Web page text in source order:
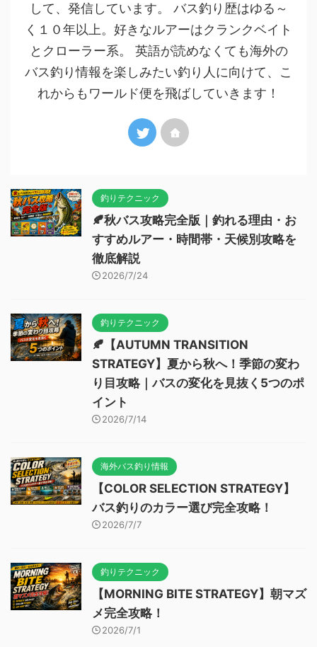
して、発信しています。 バス釣り歴はゆる～
く１０年以上。好きなルアーはクランクベイト
とクローラー系。 英語が読めなくても海外の
バス釣り情報を楽しみたい釣り人に向けて、こ
れからもワールド便を飛ばしていきます！
釣りテクニック
🍂秋バス攻略完全版｜釣れる理由・お
すすめルアー・時間帯・天候別攻略を
徹底解説
2026/7/24
釣りテクニック
🍂【AUTUMN TRANSITION
STRATEGY】夏から秋へ！季節の変わ
り目攻略｜バスの変化を見抜く5つのポ
イント
2026/7/14
海外バス釣り情報
【COLOR SELECTION STRATEGY】
バス釣りのカラー選び完全攻略！
2026/7/7
釣りテクニック
【MORNING BITE STRATEGY】朝マズ
メ完全攻略！
2026/7/1